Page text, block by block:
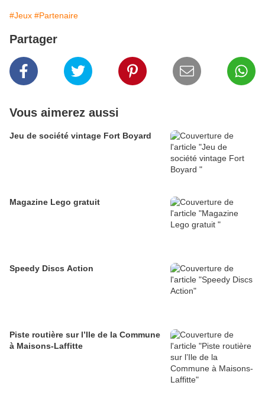
#Jeux #Partenaire
Partager
Vous aimerez aussi
Jeu de société vintage Fort Boyard
Magazine Lego gratuit
Speedy Discs Action
Piste routière sur l’Ile de la Commune
à Maisons-Laffitte